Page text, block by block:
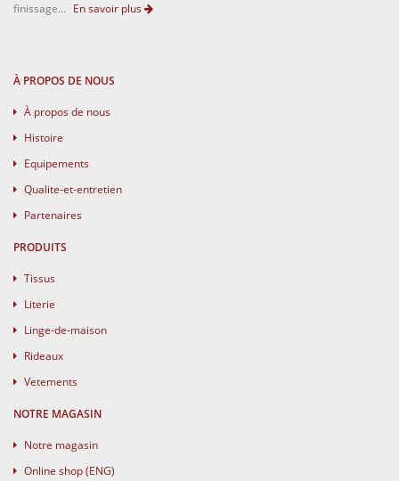
finissage…
En savoir plus
À PROPOS DE NOUS
À propos de nous
Histoire
Equipements
Qualite-et-entretien
Partenaires
PRODUITS
Tissus
Literie
Linge-de-maison
Rideaux
Vetements
NOTRE MAGASIN
Notre magasin
Online shop (ENG)